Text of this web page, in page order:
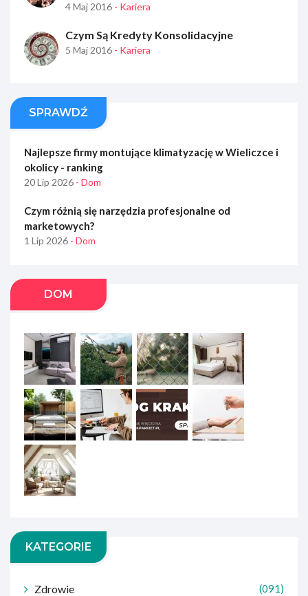
4 Maj 2016 - Kariera
Czym Są Kredyty Konsolidacyjne
5 Maj 2016 - Kariera
SPRAWDŹ
Najlepsze firmy montujące klimatyzację w Wieliczce i
okolicy - ranking
20 Lip 2026 - Dom
Czym różnią się narzędzia profesjonalne od
marketowych?
1 Lip 2026 - Dom
DOM
KATEGORIE
Zdrowie (091)